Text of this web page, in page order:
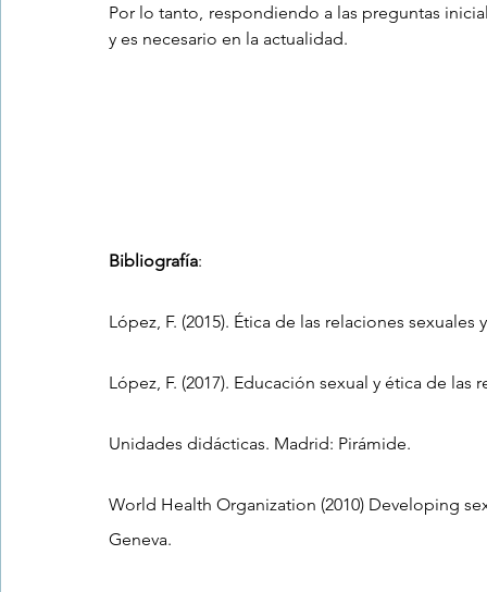
Por lo tanto, respondiendo a las preguntas
y es necesario en la actualidad.
Bibliografía:
López, F. (2015). Ética de las relaciones
López, F. (2017). Educación sexual y ética de las
Unidades didácticas. Madrid: Pirámide.
World Health Organization (2010) Developing
Geneva.